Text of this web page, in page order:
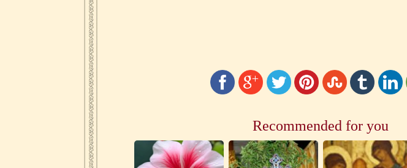
Recommended for you